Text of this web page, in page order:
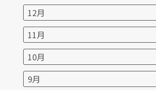
12月
11月
10月
9月